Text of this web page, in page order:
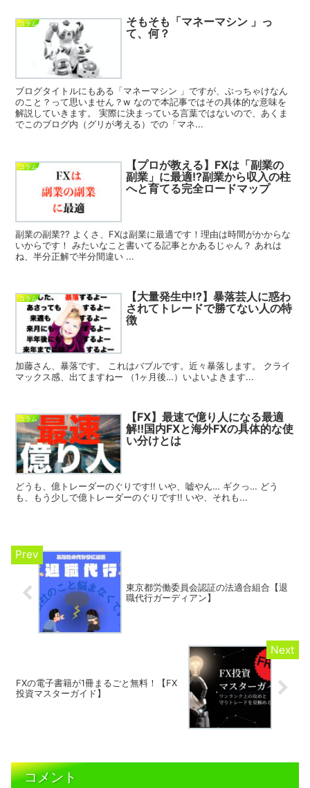
コラム
そもそも「マネーマシン 」っ
て、何？
ブログタイトルにもある「マネーマシン 」ですが、ぶっちゃけなん
のこと？って思いません？w なので本記事ではその具体的な意味を
解説していきます。 実際に決まっている言葉ではないので、あくま
でこのブログ内（グリが考える）での「マネ...
コラム
【プロが教える】FXは「副業の
副業」に最適!?副業から収入の柱
へと育てる完全ロードマップ
副業の副業?? よくさ、FXは副業に最適です！理由は時間がかからな
いからです！ みたいなこと書いてる記事とかあるじゃん？ あれは
ね、半分正解で半分間違い ...
コラム
【大量発生中!?】暴落芸人に惑わ
されてトレードで勝てない人の特
徴
加藤さん、暴落です。 これはバブルです。近々暴落します。 クライ
マックス感、出てますねー （1ヶ月後…）いよいよきます...
コラム
【FX】最速で億り人になる最適
解!!国内FXと海外FXの具体的な使
い分けとは
どうも、億トレーダーのぐりです!! いや、嘘やん… ギクっ… どう
も、もう少しで億トレーダーのぐりです!! いや、それも...
東京都労働委員会認証の法適合組合【退
職代行ガーディアン】
FXの電子書籍が1冊まるごと無料！【FX
投資マスターガイド】
コメント